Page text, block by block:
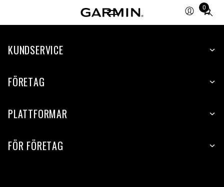
0
Total
items
cart:
KUNDSERVICE
FÖRETAG
PLATTFORMAR
FÖR FÖRETAG